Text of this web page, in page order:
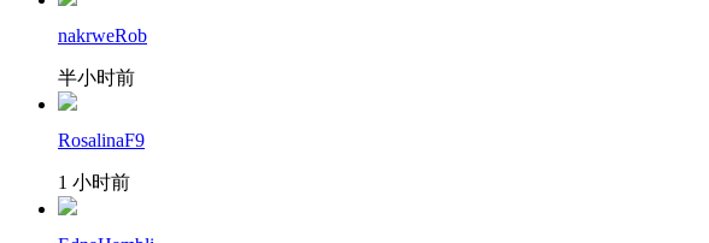
nakrweRob
半小时前
RosalinaF9
1 小时前